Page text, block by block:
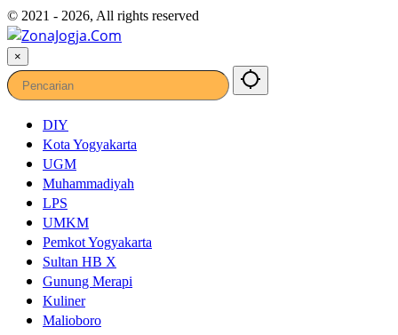
© 2021 - 2026, All rights reserved
×
DIY
Kota Yogyakarta
UGM
Muhammadiyah
LPS
UMKM
Pemkot Yogyakarta
Sultan HB X
Gunung Merapi
Kuliner
Malioboro